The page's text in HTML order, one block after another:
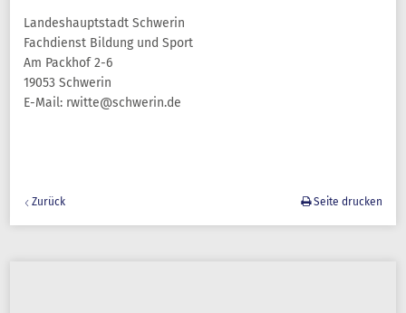
Landeshauptstadt Schwerin
Fachdienst Bildung und Sport
Am Packhof 2-6
19053 Schwerin
E-Mail: rwitte@schwerin.de
Zurück Seite drucken